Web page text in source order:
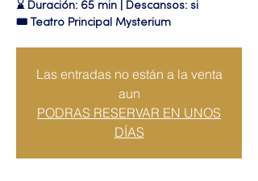
⌛ Duración: 65 min | Descansos: si
🎟 Teatro Principal Mysterium
Las entradas no están a la venta
aun
PODRAS RESERVAR EN UNOS
DÍAS